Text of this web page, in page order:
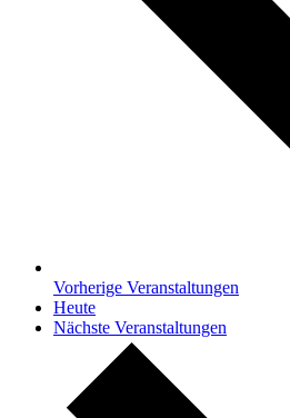
Vorherige Veranstaltungen
Heute
Nächste Veranstaltungen